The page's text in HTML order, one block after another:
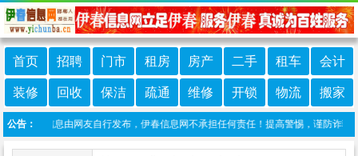
首页 招聘 门市 租房 房产 二手 租车 会计
装修 回收 保洁 疏通 维修 开锁 物流 搬家
公告：
本栏目信息由网友自行发布，伊春信息网不承担任何责任！提高警惕，谨防诈骗